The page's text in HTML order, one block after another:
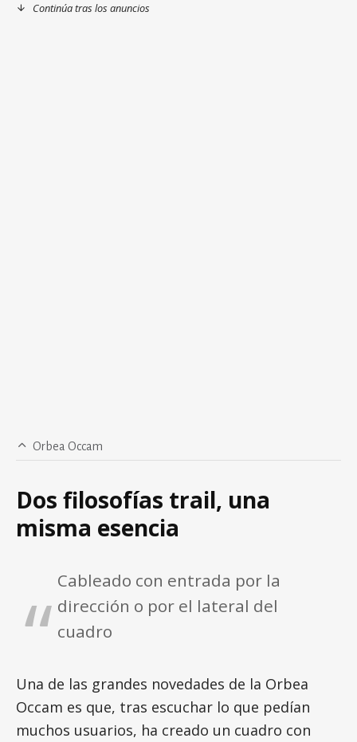
Continúa tras los anuncios
Orbea Occam
Dos filosofías trail, una
misma esencia
Cableado con entrada por la
dirección o por el lateral del
cuadro
Una de las grandes novedades de la Orbea
Occam es que, tras escuchar lo que pedían
muchos usuarios, ha creado un cuadro con